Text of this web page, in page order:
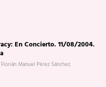
En Concierto. 11/08/2004.
Florián Manuel Pérez Sánchez